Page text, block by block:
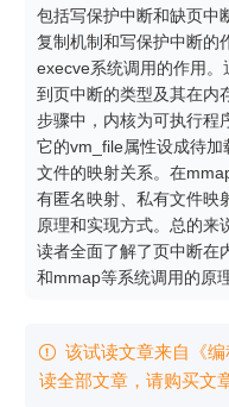
包括写保护中断和缺页中
复制机制和写保护中断的
execve系统调用的作用
到页中断的类型及其在内
步骤中，内核为可执行程
它的vm_file属性设成待
文件的映射关系。在
有匿名映射、私有文件映
原理和实现方式。总的来
读者全面了解了页中断在
和mmap等系统调用的原
 该试读文章来自《
读全部文章，请购买文